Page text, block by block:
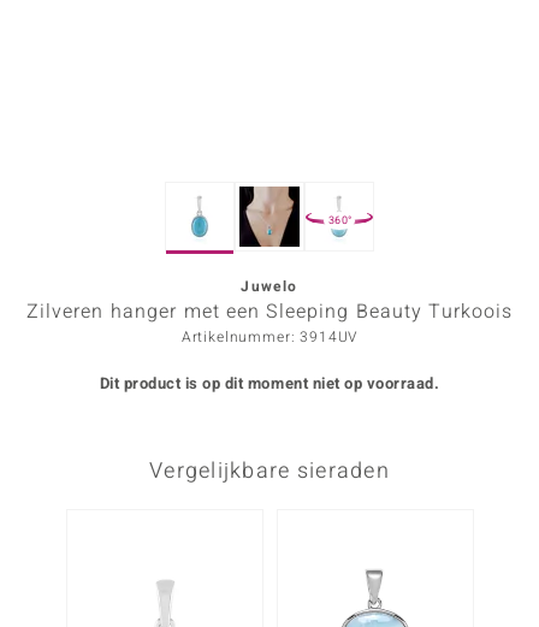
360°
Juwelo
Zilveren hanger met een Sleeping Beauty Turkoois
Artikelnummer: 3914UV
Dit product is op dit moment niet op voorraad.
Vergelijkbare sieraden